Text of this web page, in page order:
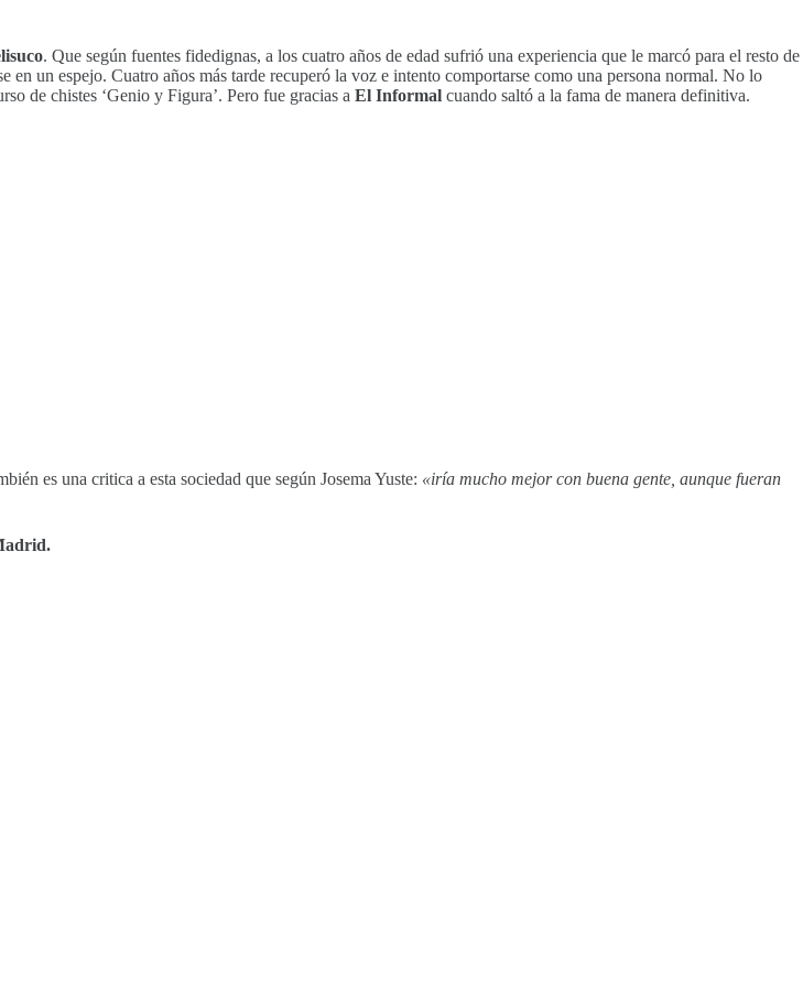
. Que según fuentes fidedignas, a los cuatro años de edad sufrió una experiencia que le marcó para el resto de
un espejo. Cuatro años más tarde recuperó la voz e intento comportarse como una persona normal. No lo
de chistes ‘Genio y Figura’. Pero fue gracias a El Informal cuando saltó a la fama de manera definitiva.
es una critica a esta sociedad que según Josema Yuste: «iría mucho mejor con buena gente, aunque fueran